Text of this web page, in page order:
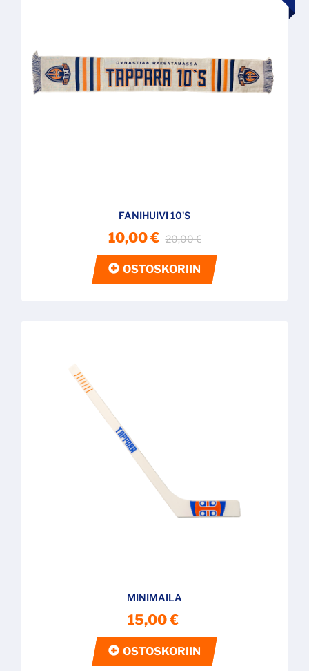
FANIHUIVI 10'S
10,00 € 20,00 €
OSTOSKORIIN
MINIMAILA
15,00 €
OSTOSKORIIN